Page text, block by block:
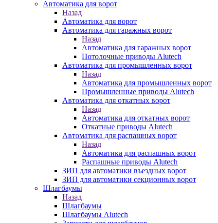
Автоматика для ворот
Назад
Автоматика для ворот
Автоматика для гаражных ворот
Назад
Автоматика для гаражных ворот
Потолочные приводы Alutech
Автоматика для промышленных ворот
Назад
Автоматика для промышленных ворот
Промышленные приводы Alutech
Автоматика для откатных ворот
Назад
Автоматика для откатных ворот
Откатные приводы Alutech
Автоматика для распашных ворот
Назад
Автоматика для распашных ворот
Распашные приводы Alutech
ЗИП для автоматики въездных ворот
ЗИП для автоматики секционных ворот
Шлагбаумы
Назад
Шлагбаумы
Шлагбаумы Alutech